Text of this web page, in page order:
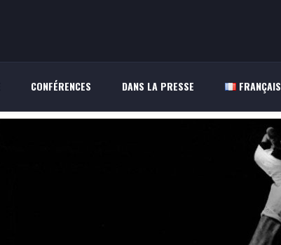
CONFÉRENCES DANS LA PRESSE FRANÇAIS